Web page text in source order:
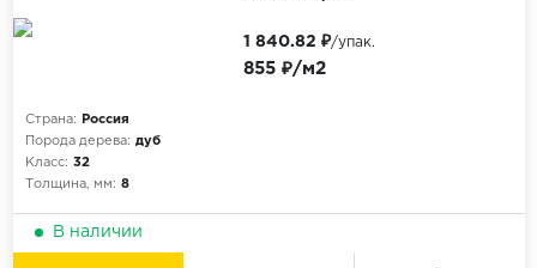
Страна:
Россия
Порода дерева: дуб
Класс: 32
Толщина, мм: 8
855 ₽/м2
1 840.82 ₽/упак.
В наличии